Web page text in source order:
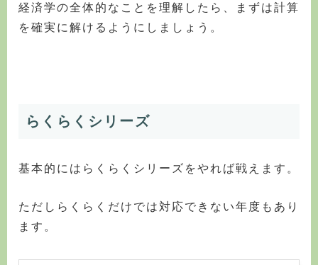
経済学の全体的なことを理解したら、まずは計算
を確実に解けるようにしましょう。
らくらくシリーズ
基本的にはらくらくシリーズをやれば戦えます。
ただしらくらくだけでは対応できない年度もあり
ます。